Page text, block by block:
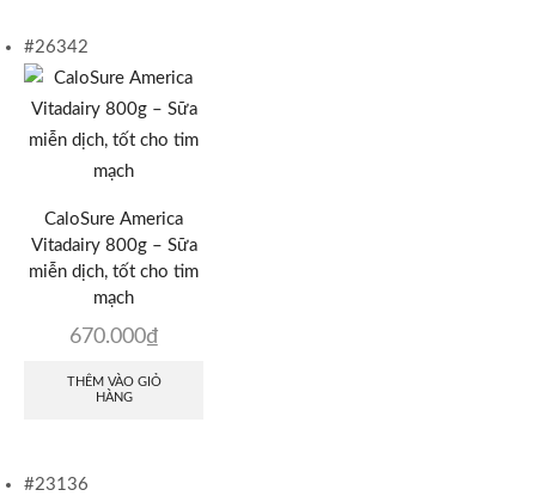
#26342
CaloSure America
Vitadairy 800g – Sữa
miễn dịch, tốt cho tim
mạch
670.000₫
THÊM VÀO GIỎ
HÀNG
#23136